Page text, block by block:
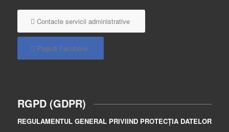
Contacte servicii administrative
Pagină Facebook
RGPD (GDPR)
REGULAMENTUL GENERAL PRIVIIND PROTECȚIA DATELOR